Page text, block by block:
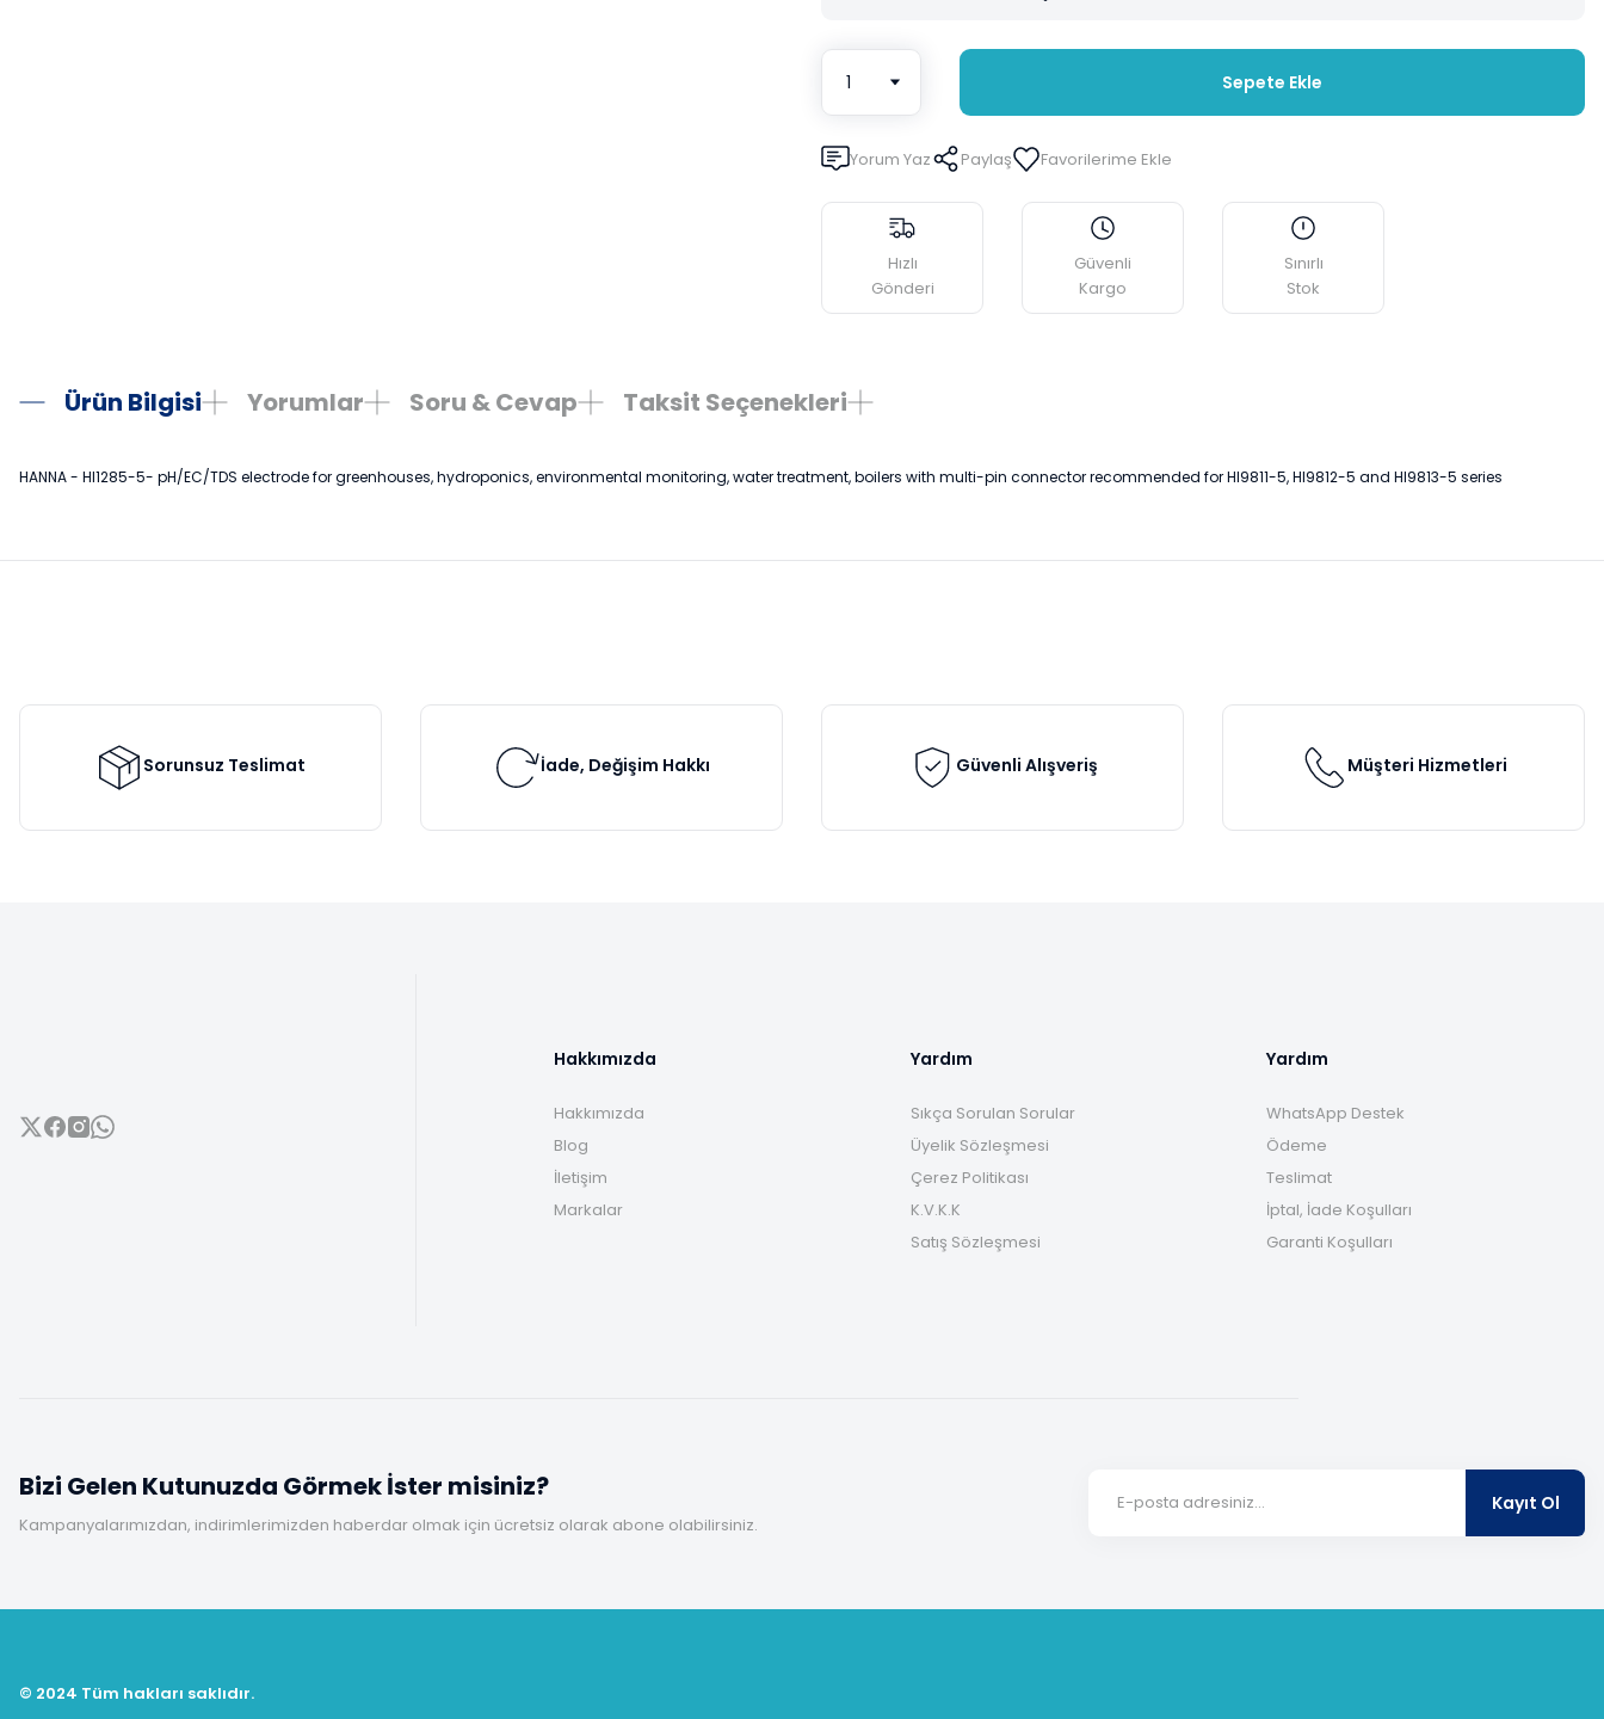
Sepete Ekle
Yorum Yaz Paylaş
Hızlı
Gönderi
Güvenli
Kargo
Sınırlı
Stok
Ürün Bilgisi Yorumlar Soru & Cevap Taksit Seçenekleri
HANNA - HI1285-5- pH/EC/TDS electrode for greenhouses, hydroponics, environmental monitoring, water treatment, boilers with multi-pin connector recommended for HI9811-5, HI9812-5 and HI9813-5 series
Bu ürüne benzer farklı alternatifler olmalı.
Sorunsuz Teslimat İade, Değişim Hakkı Güvenli Alışveriş Müşteri Hizmetleri
Hakkımızda
Hakkımızda
Blog
İletişim
Markalar
Yardım
Sıkça Sorulan Sorular
Üyelik Sözleşmesi
Çerez Politikası
K.V.K.K
Satış Sözleşmesi
Yardım
WhatsApp Destek
Ödeme
Teslimat
İptal, İade Koşulları
Garanti Koşulları
Bizi Gelen Kutunuzda Görmek İster misiniz?
Kampanyalarımızdan, indirimlerimizden haberdar olmak için ücretsiz olarak abone olabilirsiniz.
Kayıt Ol
© 2024 Tüm hakları saklıdır.